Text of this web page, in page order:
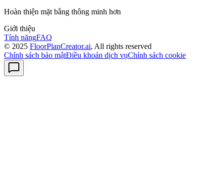
Hoàn thiện mặt bằng thông minh hơn
Giới thiệu
Tính năngFAQ
© 2025 FloorPlanCreator.ai, All rights reserved
Chính sách bảo mậtĐiều khoản dịch vụChính sách cookie